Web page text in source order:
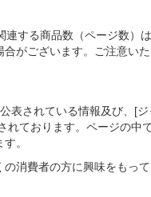
連する商品数（ページ数）は
がございます。ご注意い
表されている情報及び、[
れております。ページの中
。
消費者の方に興味をもっ